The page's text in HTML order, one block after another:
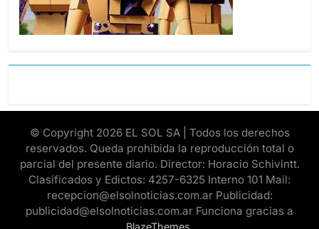
© Copyright 2026 EL SOL SA | Todos los derechos
reservados. Queda prohibida la reproducción total o
parcial del presente diario. Director: Horacio Schivintt.
Clasificados y Edictos: 4257-6325 Interno 101 Mail:
recepcion@elsolnoticias.com.ar Publicidad:
publicidad@elsolnoticias.com.ar Funciona gracias a